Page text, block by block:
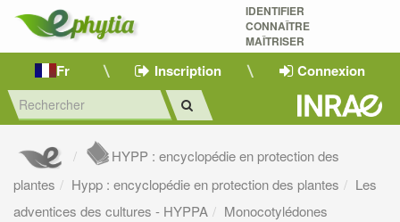
IDENTIFIER
CONNAÎTRE
MAÎTRISER
Fr Inscription Connexion
HYPP : encyclopédie en protection des
plantes
Hypp : encyclopédie en protection des plantes
Les
adventices des cultures - HYPPA
Monocotylédones